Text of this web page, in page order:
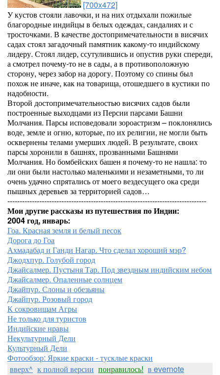
[700x472]
У кустов стояли лавочки, и на них отдыхали пожилые
благородные индийцы в белых одеждах, сандалиях и с
тросточками. В качестве достопримечательности в висячих
садах стоял загадочный памятник какому-то индийскому
лидеру. Стоял лидер, ссутулившись и опустив руки спереди,
а смотрел почему-то не в сады, а в противоположную
сторону, через забор на дорогу. Поэтому со спины был
похож не иначе, как на товарища, отошедшего в кустики по
надобности.
Второй достопримечательностью висячих садов были
построенные выходцами из Персии парсами Башни
Молчания. Парсы исповедовали зороастризм – поклонялись
воде, земле и огню, которые, по их религии, не могли быть
осквернены телами умерших людей. В результате, своих
парсы хоронили в башнях, прозванными Башнями
Молчания. Но бомбейских башен я почему-то не нашла: то
ли они были настолько маленькими и незаметными, то ли
очень удачно спрятались от моего вездесущего ока среди
пышных деревьев за территорией садов…
---------------------------------------------------------------------------------
Мои другие рассказы из путешествия по Индии:
2004 год, январь:
Гоа. Красная земля и белый песок
Дорога до Гоа
Ахмадабад и Ганди Нагар. Что сделал хороший мэр?
Джодхпур. Голубой город
Джайсалмер. Пустыня Тар. Под звездным индийским небом
Джайсалмер. Опаленные солнцем
Джайпур. Слоны и обезьяны
Джайпур. Розовый город
К сокровищам Агры
Не только для туристов
Индийские нравы
Некультурный Дели
Культурный Дели
Фотообзор: Яркие краски - тусклые краски
вверх^ к полной версии понравилось! в evernote